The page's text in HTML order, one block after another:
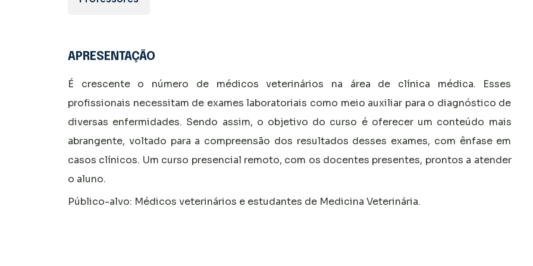
APRESENTAÇÃO
É crescente o número de médicos veterinários na área de clínica médica. Esses
profissionais necessitam de exames laboratoriais como meio auxiliar para o diagnóstico de
diversas enfermidades. Sendo assim, o objetivo do curso é oferecer um conteúdo mais
abrangente, voltado para a compreensão dos resultados desses exames, com ênfase em
casos clínicos. Um curso presencial remoto, com os docentes presentes, prontos a atender
o aluno.
Público-alvo: Médicos veterinários e estudantes de Medicina Veterinária.